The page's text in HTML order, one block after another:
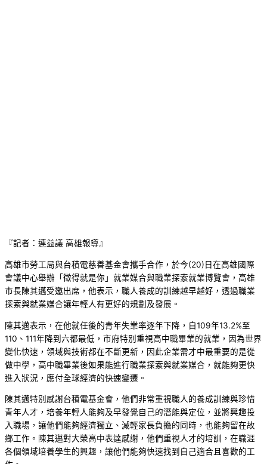
『記者：連益議 高雄報導』
高雄市勞工局與台積電慈善基金會攜手合作，於今(20)日在高雄國際
會議中心舉辦「徵得就是你」就業媒合與職業探索就業博覽會，高雄
市長陳其邁受邀出席，他表示，職人養成的訓練越早越好，透過職業
探索與就業媒合讓年輕人有更好的規劃及發展。
陳其邁表示，在他就任後的青年失業率逐年下降，自109年13.2%至
110、111年降到六都最低，市府特別重視高中職畢業的就業，因為世界
變化快速，領域與技術都在不斷更新，因此企業需才中最重要的是從
做中學，高中職畢業後如果能進行職業探索與就業媒合，就能夠更快
進入狀況，應付全球經濟的快速變遷。
陳其邁特別感謝台積電基金會，他們非常重視職人的養成訓練與珍惜
青年人才，培養年輕人能夠及早發覺自己的潛能與定位，並將興趣投
入職場，讓他們能夠經濟獨立、減輕家長負擔的同時，也能夠留在故
鄉工作。陳其邁對大榮高中表達感謝，他們重視人才的培訓，在職涯
各個領域培養學生的興趣，讓他們能夠快速找到自己適合且喜歡的工